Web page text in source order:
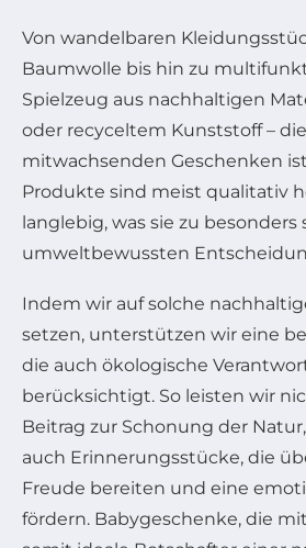
Von wandelbaren
Baumwolle bis hin zu
Spielzeug aus nachhaltigen
oder recyceltem Kunststoff –
mitwachsenden Geschenken
Produkte sind meist qualitativ
langlebig, was sie zu
umweltbewussten
Indem wir auf solche
setzen, unterstützen wir eine
die auch ökologische
berücksichtigt. So leisten wir
Beitrag zur Schonung der
auch Erinnerungsstücke, die
Freude bereiten und eine
fördern. Babygeschenke, die